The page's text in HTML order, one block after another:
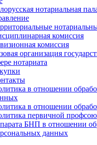
нотариальная
комиссия
комиссия
организация
нотариата
в отношении
в отношении
первичной
БНП в отношении
данных